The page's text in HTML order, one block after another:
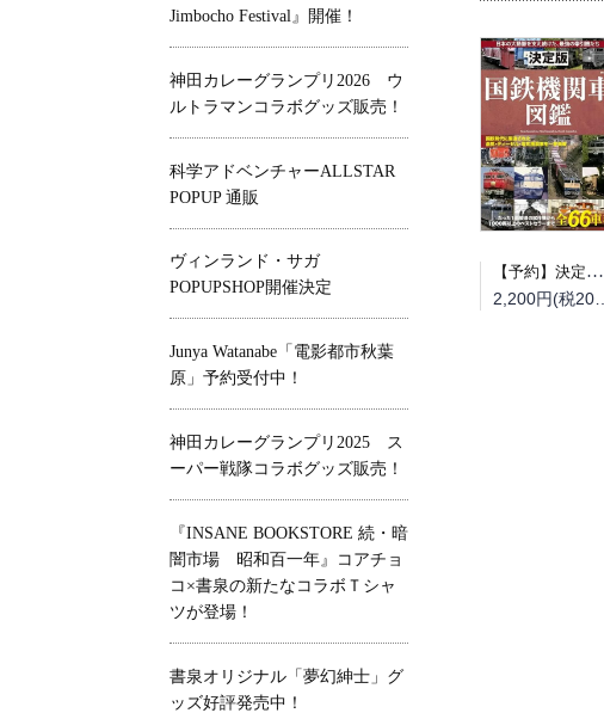
【予約】決定版 国鉄機関車図鑑（08/18頃発送予定）
Jimbocho Festival』開催！
神田カレーグランプリ2026 ウ
ルトラマンコラボグッズ販売！
科学アドベンチャーALLSTAR
POPUP 通販
ヴィンランド・サガ
POPUPSHOP開催決定
Junya Watanabe「電影都市秋葉
原」予約受付中！
神田カレーグランプリ2025 ス
ーパー戦隊コラボグッズ販売！
『INSANE BOOKSTORE 続・暗
闇市場 昭和百一年』コアチョ
コ×書泉の新たなコラボＴシャ
ツが登場！
書泉オリジナル「夢幻紳士」グ
ッズ好評発売中！